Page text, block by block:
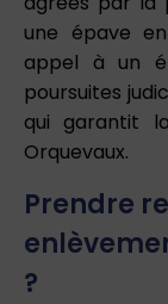
une épave
appel à un
poursuites
qui garantit
Orquevaux.
Prendre
?